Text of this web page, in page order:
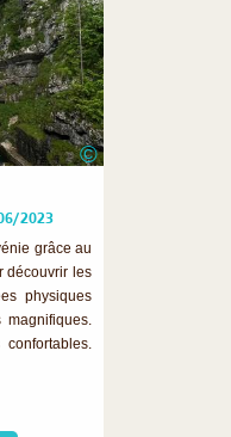
©
2023
grâce au
découvrir les
physiques